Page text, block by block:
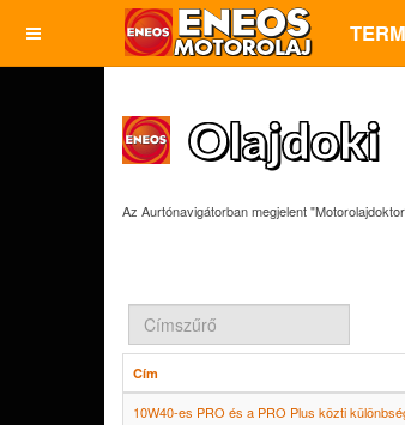
Olajdoki
Az Aurtónavigátorban megjelent
Cím
10W40-es PRO és a PRO Plus közti